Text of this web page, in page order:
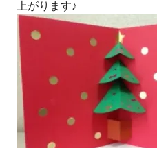
上がります♪